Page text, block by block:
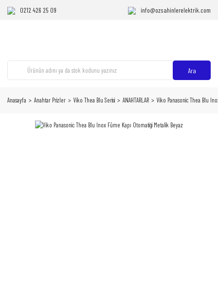
0212 426 25 09 info@ozsahinlerelektrik.com
Ara
Anasayfa Anahtar Prizler Viko Thea Blu Serisi ANAHTARLAR Viko Panasonic Thea Blu